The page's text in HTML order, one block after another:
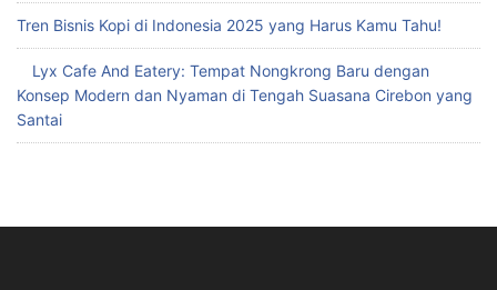
Tren Bisnis Kopi di Indonesia 2025 yang Harus Kamu Tahu!
Lyx Cafe And Eatery: Tempat Nongkrong Baru dengan
Konsep Modern dan Nyaman di Tengah Suasana Cirebon yang
Santai